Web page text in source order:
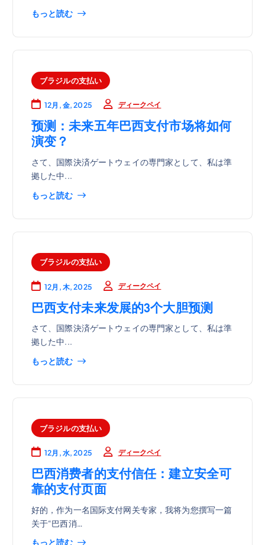
もっと読む
ブラジルの支払い
12月, 金, 2025 ディークペイ
预测：未来五年巴西支付市场将如何
演变？
さて、国際決済ゲートウェイの専門家として、私は準
拠した中...
もっと読む
ブラジルの支払い
12月, 木, 2025 ディークペイ
巴西支付未来发展的3个大胆预测
さて、国際決済ゲートウェイの専門家として、私は準
拠した中...
もっと読む
ブラジルの支払い
12月, 水, 2025 ディークペイ
巴西消费者的支付信任：建立安全可
靠的支付页面
好的，作为一名国际支付网关专家，我将为您撰写一篇
关于“巴西消…
もっと読む